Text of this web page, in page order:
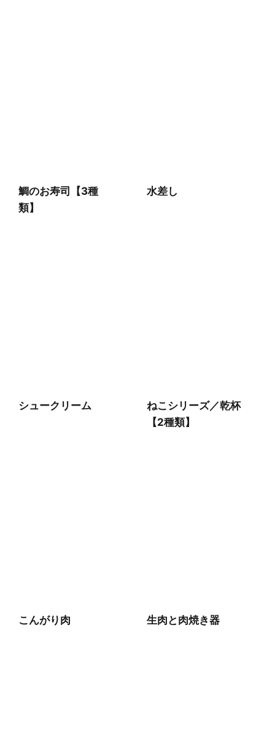
鯛のお寿司【3種
類】
水差し
シュークリーム
ねこシリーズ／乾杯
【2種類】
こんがり肉 生肉と肉焼き器